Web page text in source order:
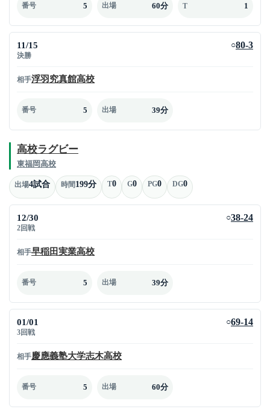
番号 5 出場 60分 T 1
11/15
決勝
○80-3
相手浮羽究真館高校
番号 5 出場 39分
高校ラグビー
東福岡高校
出場4試合 時間199分 T0 G0 PG0 DG0
12/30
2回戦
○38-24
相手早稲田実業高校
番号 5 出場 39分
01/01
3回戦
○69-14
相手慶應義塾大学志木高校
番号 5 出場 60分